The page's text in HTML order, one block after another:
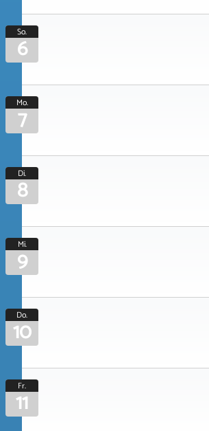
So.
6
Mo.
7
Di.
8
Mi.
9
Do.
10
Fr.
11